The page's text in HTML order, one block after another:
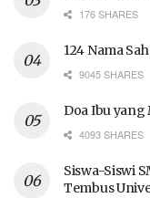
176 SHARES
124 Nama
9045 SHARES
Doa Ibu yang
4093 SHARES
Siswa-Siswi
Tembus